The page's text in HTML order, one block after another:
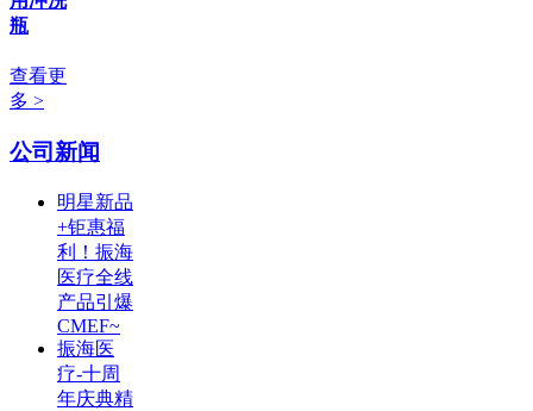
瓶
查看更
多 >
公司新闻
明星新品
+钜惠福
利！振海
医疗全线
产品引爆
CMEF~
振海医
疗-十周
年庆典精